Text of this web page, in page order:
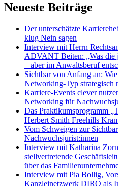
Neueste Beiträge
Der unterschätzte
klug Nein sagen
Interview mit Herrn
ADVANT Beiten: „Was die
– aber im Anwaltsberuf
Sichtbar von Anfang an:
Networking-Typ strategisch
Karriere-Events clever
Networking für
Das Praktikumsprogramm
Herbert Smith Freehills
Vom Schweigen zur
Nachwuchsjurist:innen
Interview mit Katharina
stellvertretende
über das
Interview mit Pia Bollig,
Kanzleinetzwerk DIRO als